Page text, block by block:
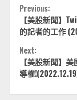
Continue
Reading
Previous:
【美股新聞】
的記者的工作
Next:
【美股新聞】
導權